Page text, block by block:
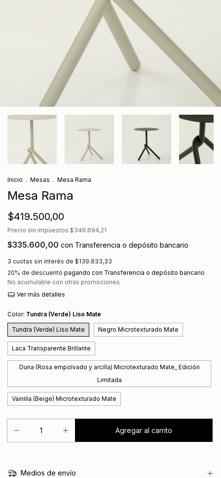
Inicio . Mesas . Mesa Rama
Mesa Rama
$419.500,00
Precio sin impuestos $346.694,21
$335.600,00 con Transferencia o depósito bancario
3 cuotas sin interés de $139.833,33
20% de descuento pagando con Transferencia o depósito bancario
No acumulable con otras promociones
Ver más detalles
Color: Tundra (Verde) Liso Mate
Tundra (Verde) Liso Mate Negro Microtexturado Mate
Laca Transparente Brillante
Duna (Rosa empolvado y arcilla) Microtexturado Mate_ Edición
Limitada
Vainilla (Beige) Microtexturado Mate
Medios de envío